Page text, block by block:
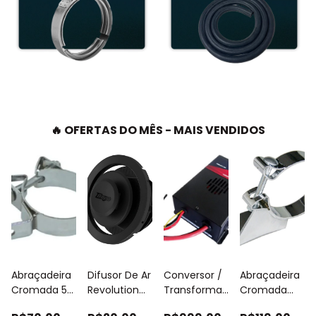
🔥 OFERTAS DO MÊS - MAIS VENDIDOS
Abraçadeira
Cromada 5
Difusor De Ar
Revolution
Conversor /
Transformador
Abraçadeira
Cromada